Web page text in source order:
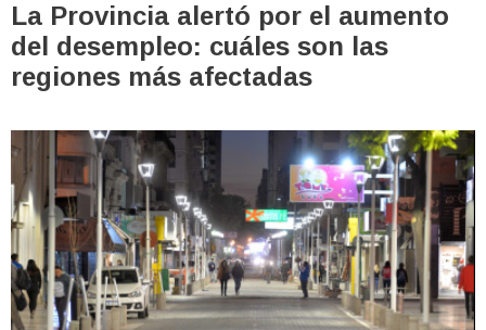
La Provincia alertó por el aumento
del desempleo: cuáles son las
regiones más afectadas